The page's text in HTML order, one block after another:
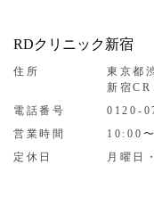
RDクリニック新宿
住所
東京都
新宿
電話番号
0120-
営業時間
10:00
定休日
月曜日